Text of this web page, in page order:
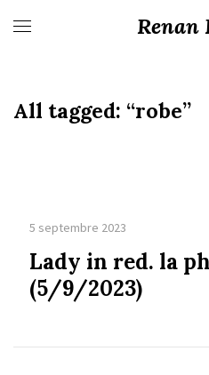
Renan
All tagged: “robe”
5 septembre 2023
Lady in red. la
(5/9/2023)